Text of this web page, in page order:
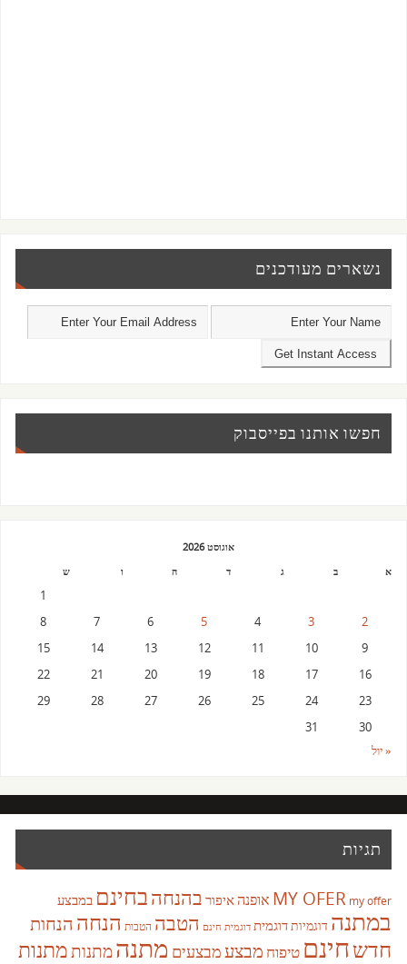
נשארים מעודכנים
חפשו אותנו בפייסבוק
אוגוסט 2026
א
ב ג ד ה ו ש
1
2
3
4
5
6
7
8
9
10
11
12
13
14
15
16
17
18
19
20
21
22
23
24
25
26
27
28
29
30
31
« יול
תגיות
MY OFER my offer אופנהאיפור בהנחהבחינם במבצע
במתנה דוגמיותדוגמית דוגמית חינם הטבה הטבות הנחה הנחות
חדשחינם טיפוח מבצעמבצעים מתנהמתנותמתנות